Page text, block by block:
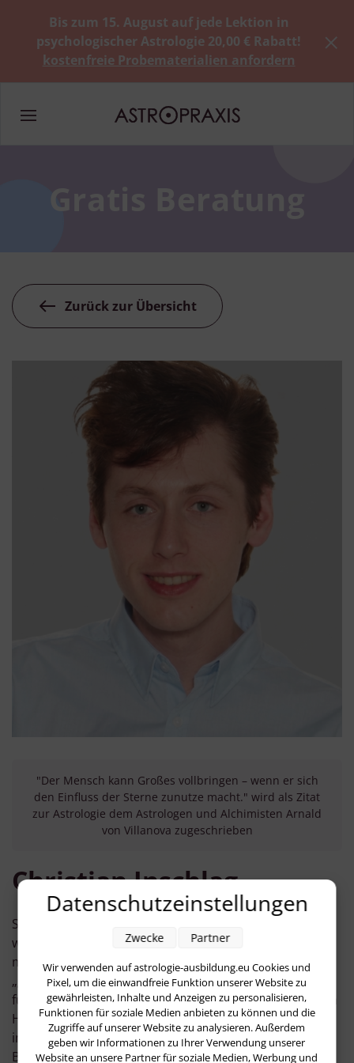
Bis zum 15. August auf jede Lektion in
psychologischer Astrologie 20,00 € Rabatt!
kostenfreie Probematerialien anfordern
Zurück zur Übersicht
"Der Mensch kann Großes vollbringen – wenn er sich
den Einfluss der Sterne zunutze macht." wird als Zitat
zur Astrologie dem Astrologen und Alchimisten Arnald
von Villanova zugeschrieben
Christian Inschlag
Schon seit meiner Kindheit wollte ich verstehen,
warum Menschen sind, wie sie sind und wie alles
miteinander zusammenhängt. Diese Suche nach dem
„großen Ganzen“ führte mich früh zur Astrologie, die
für mich schnell zu einer tiefen Faszination und echten
Herzensangelegenheit wurde. Nach mehreren Jahren
im erlernten Kaufmannsberuf arbeite ich heute als
Briefzusteller. 2023 begann ich mein Studium an der
Datenschutzeinstellungen
Wir verwenden auf astrologie-ausbildung.eu Cookies und
Pixel, um die einwandfreie Funktion unserer Website zu
gewährleisten, Inhalte und Anzeigen zu personalisieren,
Funktionen für soziale Medien anbieten zu können und die
Zugriffe auf unserer Website zu analysieren. Außerdem
geben wir Informationen zu Ihrer Verwendung unserer
Website an unsere Partner für soziale Medien, Werbung und
Zwecke Partner